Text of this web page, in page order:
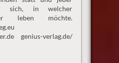
sich, in welcher
leben möchte.
genius-verlag.de/